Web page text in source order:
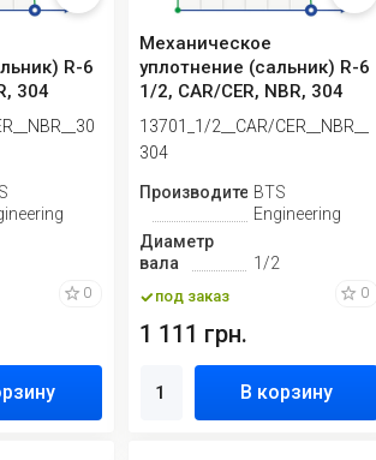
R-6
304
0
Механическое
уплотнение (сальник) R-6
1/2, CAR/CER, NBR, 304
13701_1/2__CAR/CER__NBR__
304
ПроизводительBTS
Engineering
Диаметр
вала
1/2
под заказ 0
1 111 грн.
В корзину